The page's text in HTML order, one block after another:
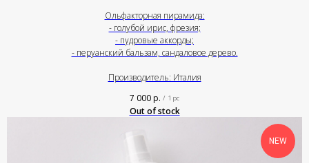
Ольфакторная пирамида:
- голубой ирис, фрезия;
- пудровые аккорды;
- перуанский бальзам, сандаловое дерево.
Производитель: Италия
7 000р. / 1 pc
Out of stock
NEW